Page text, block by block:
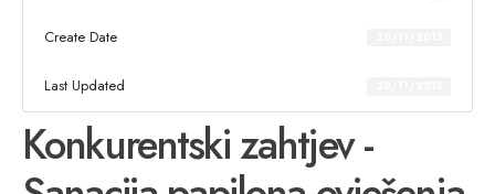
Create Date
Last Updated
Konkurentski zahtjev -